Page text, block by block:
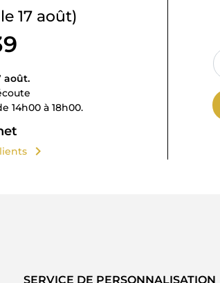
17 août)
août.
14h00 à 18h00.
chevron_right
SERVICE DE PERSONNALISATION